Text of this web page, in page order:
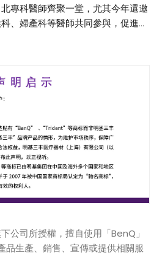
專科醫師齊聚一堂，尤其今年還邀
、婦產科等醫師共同參與，促進更
作為專注於醫療設備的企業，我們
醫師及醫療機構攜手合作，共同提
好的照護環境。
公司所授權，擅自使用「BenQ」
生產、銷售、宣傳或提供相關服